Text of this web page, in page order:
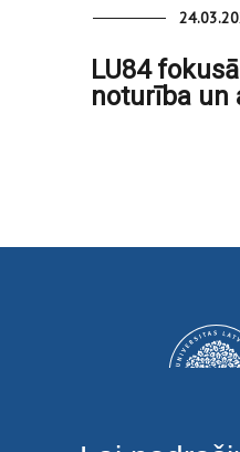
LU84
noturība un